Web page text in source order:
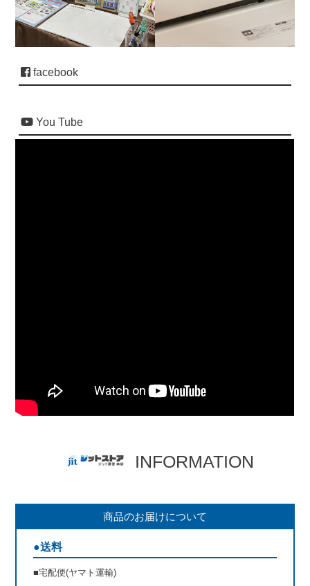
facebook
You Tube
INFORMATION
商品のお届けについて
●送料
■宅配便(ヤマト運輸)